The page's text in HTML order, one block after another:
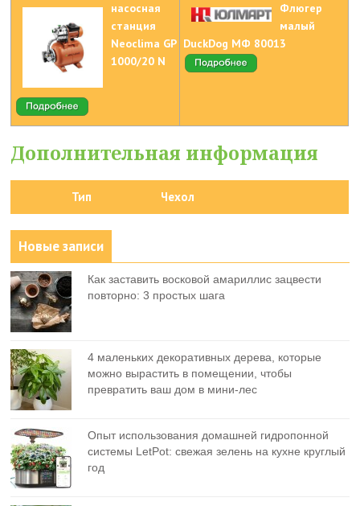
насосная
станция
Neoclima GP
1000/20 N
Флюгер
малый
DuckDog МФ 80013
Дополнительная информация
Тип Чехол
Новые записи
Как заставить восковой амариллис зацвести
повторно: 3 простых шага
4 маленьких декоративных дерева, которые
можно вырастить в помещении, чтобы
превратить ваш дом в мини-лес
Опыт использования домашней гидропонной
системы LetPot: свежая зелень на кухне круглый
год